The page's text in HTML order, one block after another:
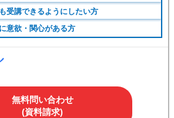
受講できるようにしたい方
意欲・関心がある方
無料問い合わせ
(資料請求)